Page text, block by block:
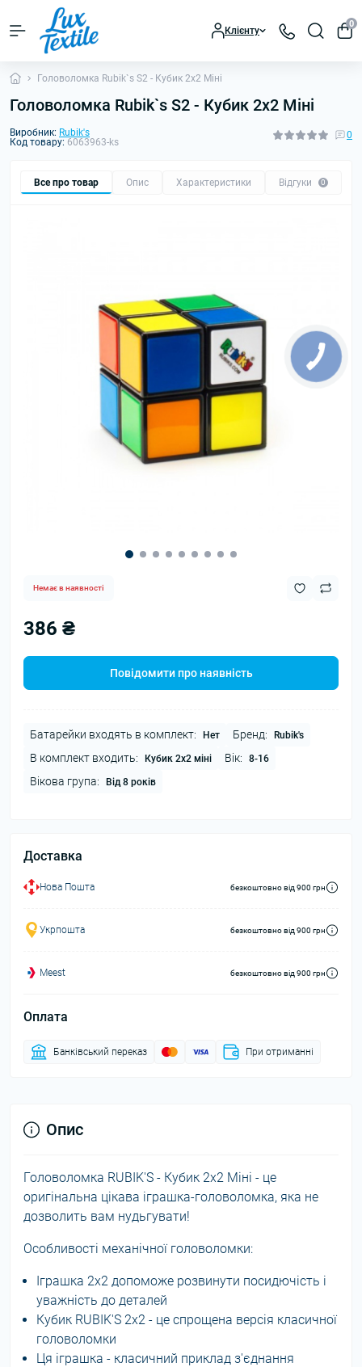
Клієнту
0
Головоломка Rubik`s S2 - Кубик 2x2 Міні
Головоломка Rubik`s S2 - Кубик 2x2 Міні
Виробник: Rubik's
Код товару: 6063963-ks
0
Все про товар Опис Характеристики Відгуки 0
Немає в наявності
386 ₴
Повідомити про наявність
Батарейки входять в комплект: Нет Бренд: Rubik's
В комплект входить: Кубик 2х2 міні Вік: 8-16
Вікова група: Від 8 років
Доставка
Нова Пошта безкоштовно від 900 грн
Укрпошта безкоштовно від 900 грн
Meest безкоштовно від 900 грн
Оплата
Банківський переказ При отриманні
Опис
Головоломка RUBIK'S - Кубик 2х2 Міні - це
оригінальна цікава іграшка-головоломка, яка не
дозволить вам нудьгувати!
Особливості механічної головоломки:
Іграшка 2х2 допоможе розвинути посидючість і
уважність до деталей
Кубик RUBIK'S 2х2 - це спрощена версія класичної
головоломки
Ця іграшка - класичний приклад з'єднання